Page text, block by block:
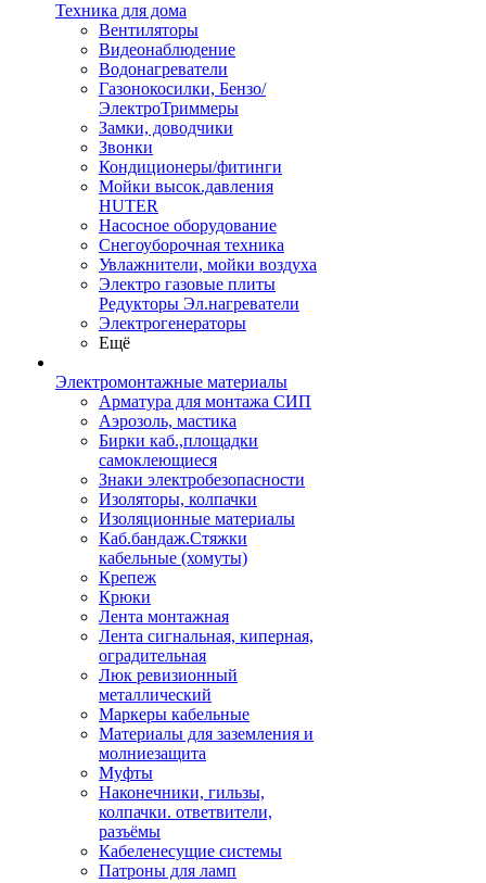
Техника для дома
Вентиляторы
Видеонаблюдение
Водонагреватели
Газонокосилки, Бензо/
ЭлектроТриммеры
Замки, доводчики
Звонки
Кондиционеры/фитинги
Мойки высок.давления
HUTER
Насосное оборудование
Снегоуборочная техника
Увлажнители, мойки воздуха
Электро газовые плиты
Редукторы Эл.нагреватели
Электрогенераторы
Ещё
Электромонтажные материалы
Арматура для монтажа СИП
Аэрозоль, мастика
Бирки каб.,площадки
самоклеющиеся
Знаки электробезопасности
Изоляторы, колпачки
Изоляционные материалы
Каб.бандаж.Стяжки
кабельные (хомуты)
Крепеж
Крюки
Лента монтажная
Лента сигнальная, киперная,
оградительная
Люк ревизионный
металлический
Маркеры кабельные
Материалы для заземления и
молниезащита
Муфты
Наконечники, гильзы,
колпачки. ответвители,
разъёмы
Кабеленесущие системы
Патроны для ламп